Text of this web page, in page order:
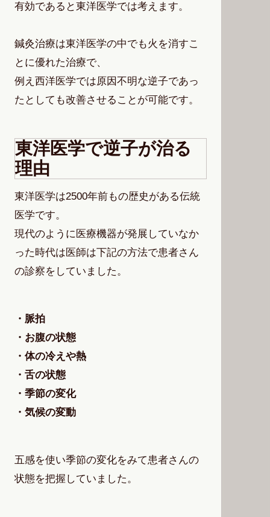
有効であると東洋医学では考えます。
鍼灸治療は東洋医学の中でも火を消すこ
とに優れた治療で、
例え西洋医学では原因不明な逆子であっ
たとしても改善させることが可能です。
東洋医学で逆子が治る
理由
東洋医学は2500年前もの歴史がある伝統
医学です。
現代のように医療機器が発展していなか
った時代は医師は下記の方法で患者さん
の診察をしていました。
・脈拍
・お腹の状態
・体の冷えや熱
・舌の状態
・季節の変化
・気候の変動
五感を使い季節の変化をみて患者さんの
状態を把握していました。